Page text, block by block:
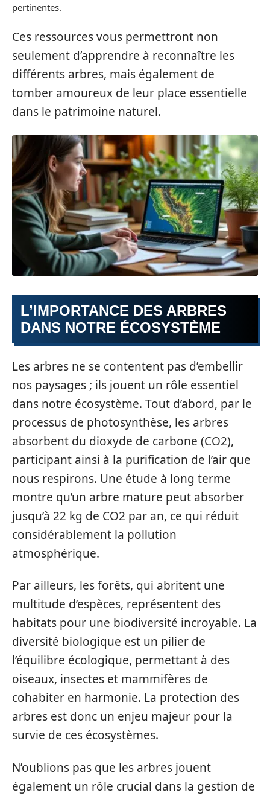
pertinentes.
Ces ressources vous permettront non
seulement d’apprendre à reconnaître les
différents arbres, mais également de
tomber amoureux de leur place essentielle
dans le patrimoine naturel.
L’IMPORTANCE DES ARBRES
DANS NOTRE ÉCOSYSTÈME
Les arbres ne se contentent pas d’embellir
nos paysages ; ils jouent un rôle essentiel
dans notre écosystème. Tout d’abord, par le
processus de photosynthèse, les arbres
absorbent du dioxyde de carbone (CO2),
participant ainsi à la purification de l’air que
nous respirons. Une étude à long terme
montre qu’un arbre mature peut absorber
jusqu’à 22 kg de CO2 par an, ce qui réduit
considérablement la pollution
atmosphérique.
Par ailleurs, les forêts, qui abritent une
multitude d’espèces, représentent des
habitats pour une biodiversité incroyable. La
diversité biologique est un pilier de
l’équilibre écologique, permettant à des
oiseaux, insectes et mammifères de
cohabiter en harmonie. La protection des
arbres est donc un enjeu majeur pour la
survie de ces écosystèmes.
N’oublions pas que les arbres jouent
également un rôle crucial dans la gestion de